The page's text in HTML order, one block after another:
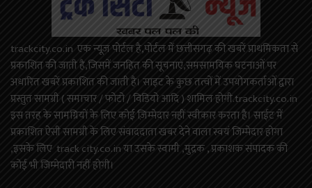
trackcity.co.in एक न्यूज़ पोर्टल है,पोर्टल में छत्तीसगढ़ की खबरें प्राथमिकता से
प्रकाशित की जाती है,जिसमें जनहित की सूचनाएं,समसामयिक घटनाओं पर
अधारित खबरें प्रकाशित की जाती है। साइट के कुछ तत्वों में उपयोगकर्ताओं द्वारा
प्रस्तुत सामग्री ( समाचार / फोटो / विडियो आदि ) शामिल होगी.trackcity.co.in
इस तरह के सामग्रियों के लिए कोई ज़िम्मेदार नहीं स्वीकार करता है। साईट में
प्रकाशित ऐसी सामग्री के लिए संवाददाता खबर देने वाला स्वयं जिम्मेदार होगा
,इसके लिए track city.co.in या उसके स्वामी ,मुद्रक , प्रकाशक संपादक की
कोई भी जिम्मेदारी नहीं होगी।